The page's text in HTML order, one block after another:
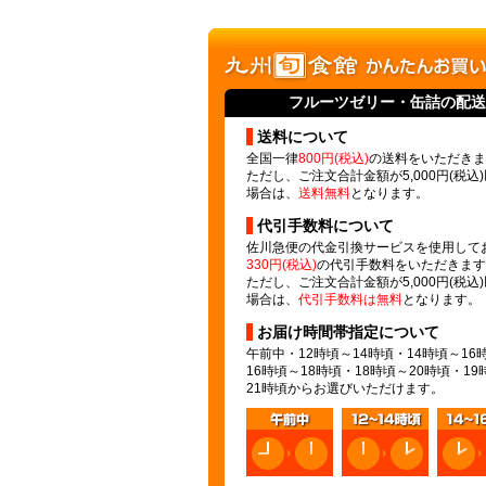
フルーツゼリー ・缶詰の配送
送料について
全国一律800円(税込)の送料をいただき
ただし、ご注文合計金額が5,000円(税込
場合は、 送料無料となります。
代引手数料について
佐川急便の代金引換サービスを使用して
330円(税込)の代引手数料をいただきま
ただし、ご注文合計金額が5,000円(税込
場合は、 代引手数料は無料となります。
お届け時間帯指定について
午前中・12時頃～14時頃・14時頃～16
16時頃～18時頃・18時頃～20時頃・19
21時頃からお選びいただけます。